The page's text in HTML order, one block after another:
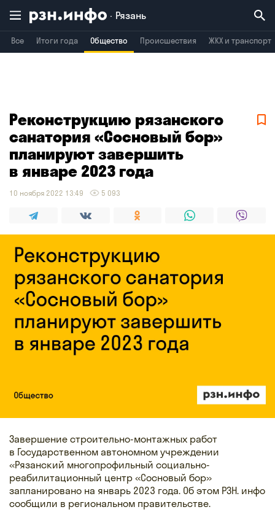
Рязань
Все Итоги года Общество Происшествия ЖКХ и транспорт
Воронеж Брянск
Реконструкцию рязанского
санатория «Сосновый бор»
планируют завершить
в январе 2023 года
10 ноября 2022 13:49 5 093
Завершение строительно-монтажных работ
в Государственном автономном учреждении
«Рязанский многопрофильный социально-
реабилитационный центр «Сосновый бор»
запланировано на январь 2023 года. Об этом РЗН. инфо
сообщили в региональном правительстве.